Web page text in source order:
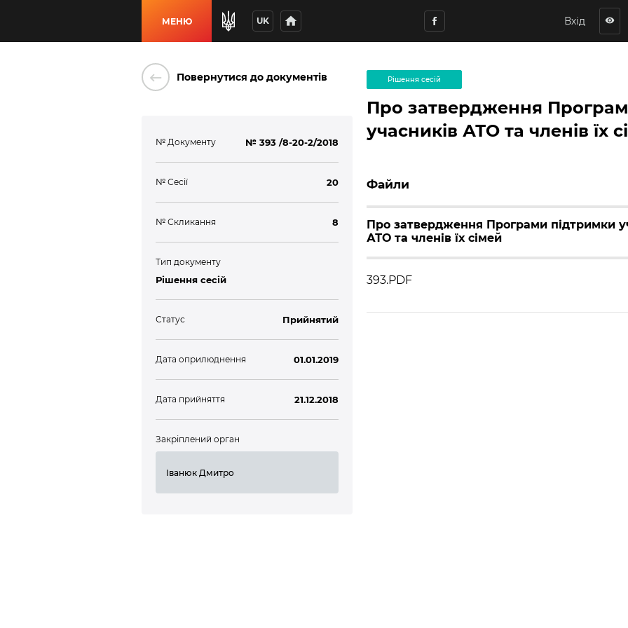
МЕНЮ UK home Вхід visibility
keyboard_backspace Повернутися до документів
№ Документу № 393 /8-20-2/2018
№ Сесії 20
№ Скликання 8
Тип документу
Рішення сесій
Статус Прийнятий
Дата оприлюднення 01.01.2019
Дата прийняття 21.12.2018
Закріплений орган
Іванюк Дмитро
Рішення сесій
Про затвердження
учасників АТО та членів їх
Файли
Про затвердження Програми підтримки
АТО та членів їх сімей
393.PDF